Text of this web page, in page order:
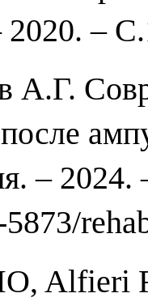
–
А.Г.
–
Alfieri